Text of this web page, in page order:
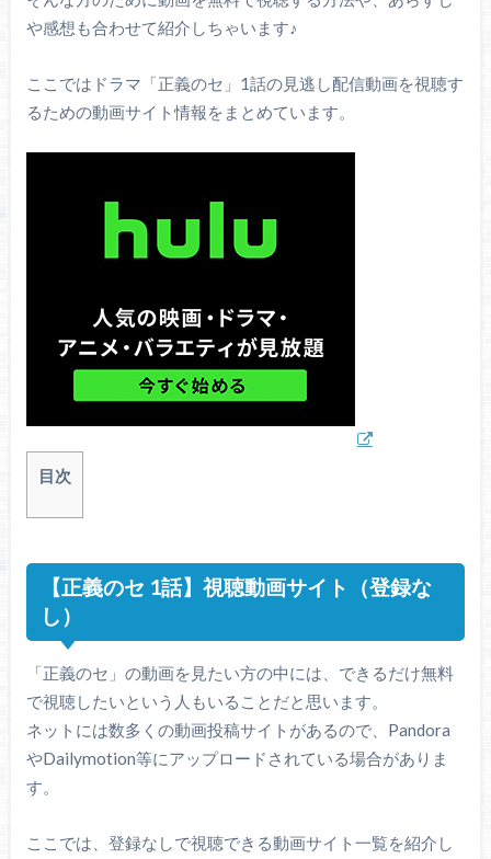
や感想も合わせて紹介しちゃいます♪
ここではドラマ「正義のセ」1話の見逃し配信動画を視聴す
るための動画サイト情報をまとめています。
目次
【正義のセ 1話】視聴動画サイト（登録な
し）
「正義のセ」の動画を見たい方の中には、できるだけ無料
で視聴したいという人もいることだと思います。
ネットには数多くの動画投稿サイトがあるので、Pandora
やDailymotion等にアップロードされている場合がありま
す。
ここでは、登録なしで視聴できる動画サイト一覧を紹介し